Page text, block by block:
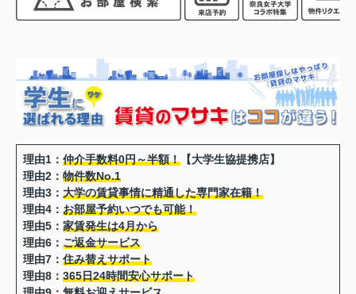
理由1：仲介手数料0円～半額！ 【大学生協提携店】
理由2：物件数No.1
理由3：大学の賃貸事情に精通した専門家在籍！
理由4：お部屋予約いつでも可能！
理由5：家賃発生は4月から
理由6：ご返金サービス
理由7：住み替えサポート
理由8：365日24時間安心サポート